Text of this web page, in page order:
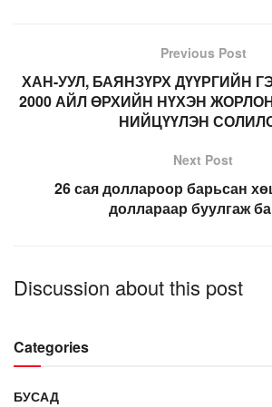
Previous Post
ХАН-УУЛ, БАЯНЗҮРХ ДҮҮРГИЙН
2000 АЙЛ ӨРХИЙН НҮХЭН
НИЙЦҮҮЛЭН
Next Post
26 сая доллароор барьсан
доллараар буулгаж
Discussion about this post
Categories
БУСАД